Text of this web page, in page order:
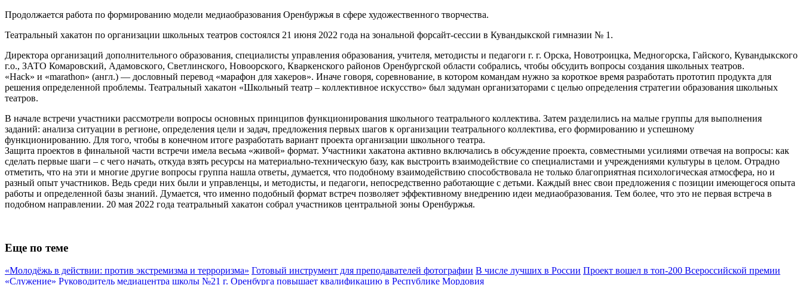
Продолжается работа по формированию модели медиаобразования Оренбуржья в сфере художественного творчества.
Театральный хакатон по организации школьных театров состоялся 21 июня 2022 года на зональной форсайт-сессии в Кувандыкской гимназии № 1.
Директора организаций дополнительного образования, специалисты управления образования, учителя, методисты и педагоги г. г. Орска, Новотроицка, Медногорска, Гайского, Кувандыкского
г.о., ЗАТО Комаровский, Адамовского, Светлинского, Новоорского, Кваркенского районов Оренбургской области собрались, чтобы обсудить вопросы создания школьных театров.
«Hack» и «marathon» (англ.) — дословный перевод «марафон для хакеров». Иначе говоря, соревнование, в котором командам нужно за короткое время разработать прототип продукта для
решения определенной проблемы. Театральный хакатон «Школьный театр – коллективное искусство» был задуман организаторами с целью определения стратегии образования школьных
театров.
В начале встречи участники рассмотрели вопросы основных принципов функционирования школьного театрального коллектива. Затем разделились на малые группы для выполнения
заданий: анализа ситуации в регионе, определения цели и задач, предложения первых шагов к организации театрального коллектива, его формированию и успешному
функционированию. Для того, чтобы в конечном итоге разработать вариант проекта организации школьного театра.
Защита проектов в финальной части встречи имела весьма «живой» формат. Участники хакатона активно включались в обсуждение проекта, совместными усилиями отвечая на вопросы: как
сделать первые шаги – с чего начать, откуда взять ресурсы на материально-техническую базу, как выстроить взаимодействие со специалистами и учреждениями культуры в целом. Отрадно
отметить, что на эти и многие другие вопросы группа нашла ответы, думается, что подобному взаимодействию способствовала не только благоприятная психологическая атмосфера, но и
разный опыт участников. Ведь среди них были и управленцы, и методисты, и педагоги, непосредственно работающие с детьми. Каждый внес свои предложения с позиции имеющегося опыта
работы и определенной базы знаний. Думается, что именно подобный формат встреч позволяет эффективному внедрению идеи медиаобразования. Тем более, что это не первая встреча в
подобном направлении. 20 мая 2022 года театральный хакатон собрал участников центральной зоны Оренбуржья.
Еще по теме
«Молодёжь в действии: против экстремизма и терроризма» Готовый инструмент для преподавателей фотографии В числе лучших в России Проект вошел в топ-200 Всероссийской премии
«Служение» Руководитель медиацентра школы №21 г. Оренбурга повышает квалификацию в Республике Мордовия